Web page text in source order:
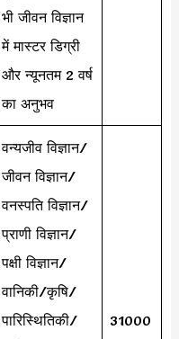
भी जीवन विज्ञान
में मास्टर डिग्री
और न्यूनतम 2 वर्ष
का अनुभव
वन्यजीव विज्ञान/
जीवन विज्ञान/
वनस्पति विज्ञान/
प्राणी विज्ञान/
पक्षी विज्ञान/
वानिकी/कृषि/
पारिस्थितिकी/
31000